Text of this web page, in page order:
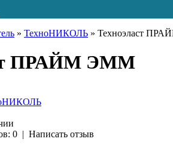
» ТехноНИКОЛЬ » Техноэласт
ПРАЙМ ЭММ
0 | Написать отзыв